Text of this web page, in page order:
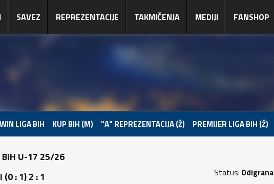
SAVEZ REPREZENTACIJE TAKMIČENJA MEDIJI FANSHOP
LIGA BIH KUP BIH (M) "A" REPREZENTACIJA (Ž) PREMIJER LIGA BIH (Ž)
U-17 25/26
(0 : 1) 2 : 1
Status: Odigrana